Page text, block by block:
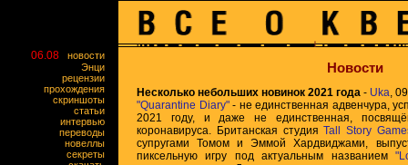
06.08
новости
Энци
рецензии
прохождения
скриншоты
статьи
интервью
переводы
новеллы
секреты
Новости
Несколько небольших новинок 2021 года - Uka,
"Quarantine Diary"- не единственная адвенчура,
2021 году, и даже не единственная,
коронавируса. Британская студияTall Story
супругами Томом и Эммой Хардвиджами,
пиксельную игру под актуальным названием